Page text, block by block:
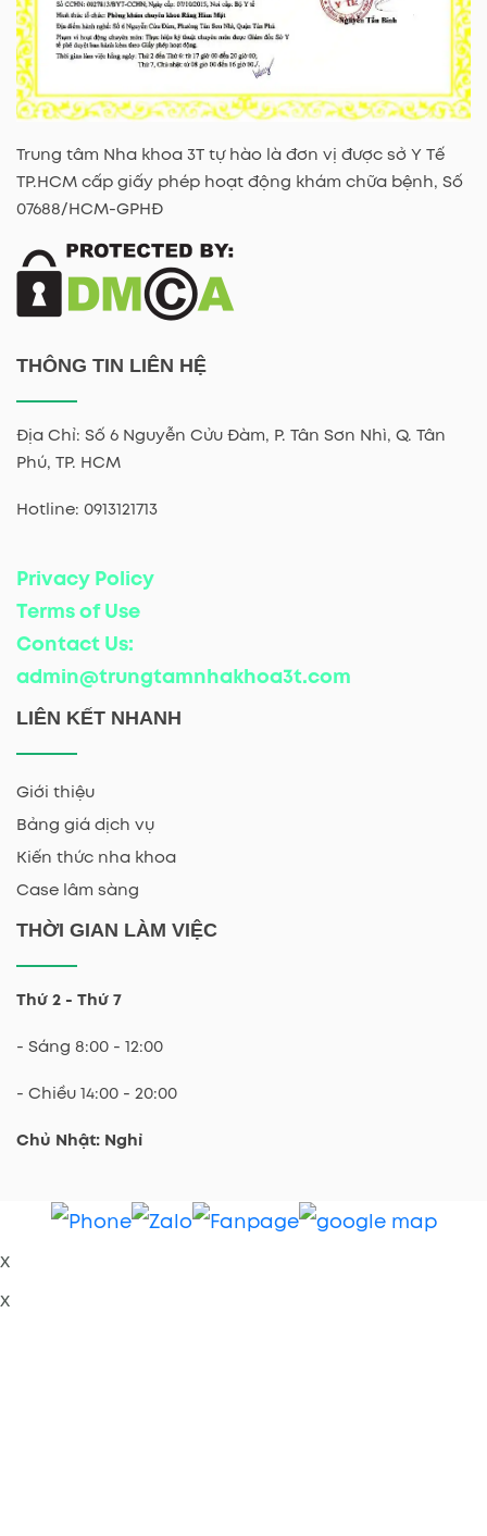
Trung tâm Nha khoa 3T tự hào là đơn vị được sở Y Tế
TP.HCM cấp giấy phép hoạt động khám chữa bệnh, Số
07688/HCM-GPHĐ
THÔNG TIN LIÊN HỆ
Địa Chỉ: Số 6 Nguyễn Cửu Đàm, P. Tân Sơn Nhì, Q. Tân
Phú, TP. HCM
Hotline: 0913121713
Privacy Policy
Terms of Use
Contact Us:
admin@trungtamnhakhoa3t.com
LIÊN KẾT NHANH
Giới thiệu
Bảng giá dịch vụ
Kiến thức nha khoa
Case lâm sàng
THỜI GIAN LÀM VIỆC
Thứ 2 - Thứ 7
- Sáng 8:00 - 12:00
- Chiều 14:00 - 20:00
Chủ Nhật: Nghỉ
x
x